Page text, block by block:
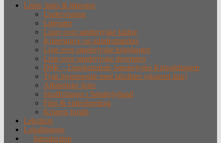
Lister, links & litteratur
Undervisning
Litteratur
Lister over sønderjyske faldne
Krigergrave og mindesmærker
Liste over sønderjyske krigsfanger
Liste over sønderjyske desertører
DSK – Dansksindede Sønderjyske Krigsdeltagere
Tysk hjemmeside med tabslister (eksternt link)
Alfabetiske lister
Straffefanger i Sønderjylland
Film & videoforedrag
Krigens forløb
Leksikon
Lokalhistorie
Introduction